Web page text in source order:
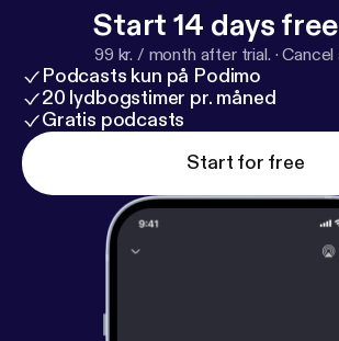
Komiku - Sexy Time-Space Pierce
Whisper-Space
fantasy
Start 14 days
99 kr. / month after trial. ·Cancel
Podcasts kun på Podimo
20 lydbogstimer pr. måned
Gratis podcasts
Start for free